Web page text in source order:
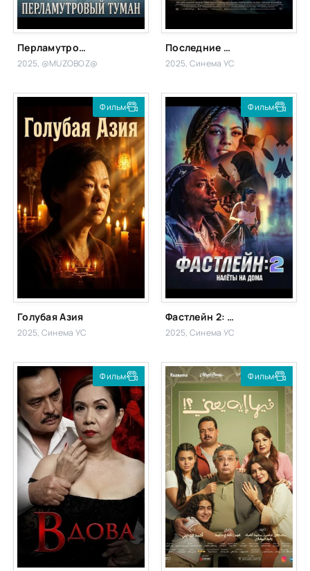
Перламутровый туман
2025, @MUZOBOZ@
Последние Поиски
2025, Синема УС
Фильм
Голубая Азия
2025, Синема УС
Фильм
Фастлейн 2: налёты на дома
2025, Синема УС
Фильм Фильм